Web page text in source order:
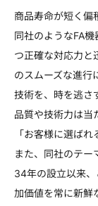
商品寿命が短く偏
同社のようなFA
つ正確な対応力と
のスムーズな進行
技術を、時を逃さ
品質や技術力は当
「お客様に選ば
また、同社のテー
34年の設立以来
加価値を常に新鮮